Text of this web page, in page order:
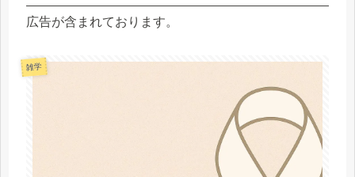
広告が含まれております。
雑学